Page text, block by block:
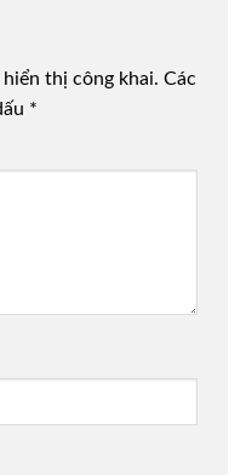
thị công khai. Các
*